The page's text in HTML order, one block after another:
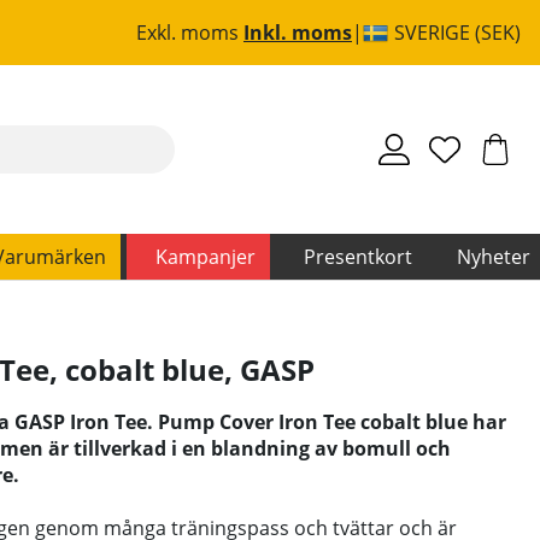
Exkl. moms Inkl. moms SVERIGE (SEK)
Kampanjer Presentkort Nyheter
cobalt blue, GASP
Iron Tee. Pump Cover Iron Tee cobalt blue har
är tillverkad i en blandning av bomull och
genom många träningspass och tvättar och är